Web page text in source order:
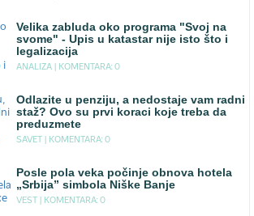
Velika zabluda oko programa "Svoj na
svome" - Upis u katastar nije isto što i
legalizacija
ANALIZA | KOMENTARA: 0
Odlazite u penziju, a nedostaje vam radni
staž? Ovo su prvi koraci koje treba da
preduzmete
SAVET | KOMENTARA: 0
Posle pola veka počinje obnova hotela
„Srbija” simbola Niške Banje
VEST | KOMENTARA: 0